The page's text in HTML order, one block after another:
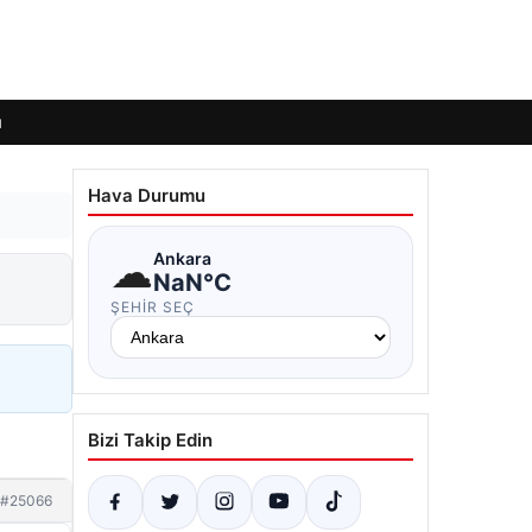
#25066
Hava Durumu
☁Ankara
NaN°C
ŞEHIR SEÇ
Bizi Takip Edin